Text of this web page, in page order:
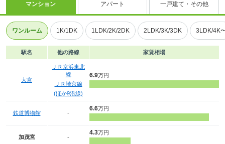
マンション アパート 一戸建て・その他
ワンルーム 1K/1DK 1LDK/2K/2DK 2LDK/3K/3DK 3LDK/4K
駅名 他の路線 家賃相場
大宮
ＪＲ京浜東北
線
ＪＲ埼京線
(ほか9沿線)
6.9万円
鉄道博物館 -
6.6万円
加茂宮 -
4.3万円